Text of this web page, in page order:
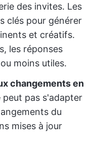
des invites. Les
clés pour générer
et créatifs.
les réponses
moins utiles.
changements en
peut pas s'adapter
du
mises à jour